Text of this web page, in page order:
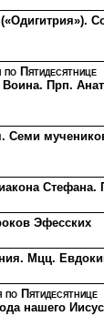
по Пятидесятнице
Прп.
Семи
Эфесских
Мцц.
по Пятидесятнице
нашего